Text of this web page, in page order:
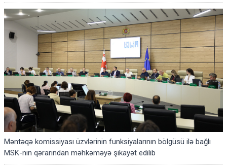
Məntəqə komissiyası üzvlərinin funksiyalarının bölgüsü ilə bağlı
MSK-nın qərarından məhkəməyə şikayət edilib